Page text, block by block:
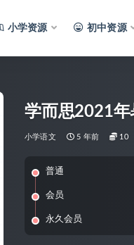
小学资源 初中资源
学而思2021年
小学语文 5 年前 10
普通
会员
永久会员